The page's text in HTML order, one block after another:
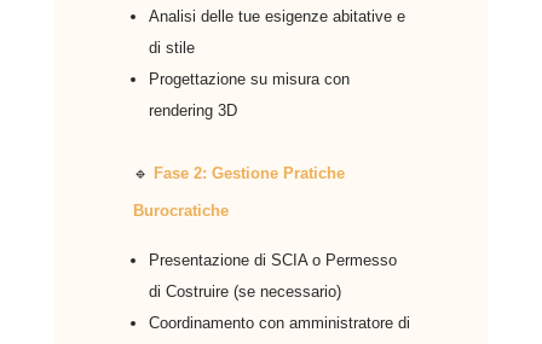
Analisi delle tue esigenze abitative e
di stile
Progettazione su misura con
rendering 3D
🔹 Fase 2: Gestione Pratiche
Burocratiche
Presentazione di SCIA o Permesso
di Costruire (se necessario)
Coordinamento con amministratore di